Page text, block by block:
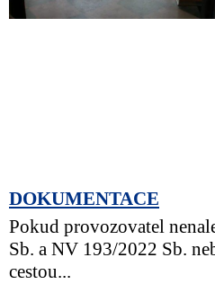
DOKUMENTACE
Pokud provozovatel
Sb. a NV 193/2022 Sb.
cestou...